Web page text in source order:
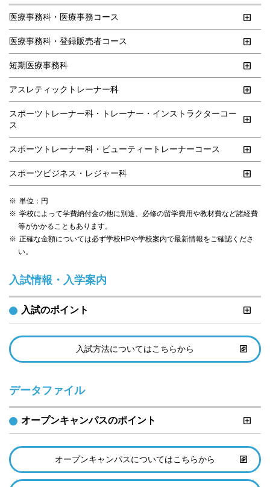
医療事務科・医療事務コース
医療事務科・登録販売者コース
短期医療事務科
アスレティックトレーナー科
スポーツトレーナー科・トレーナー・インストラクターコー
ス
スポーツトレーナー科・ビューティートレーナーコース
スポーツビジネス・レジャー科
単位：円
学校によって学費納付金の他に別途、必修の留学費用や教材費など諸経費
等がかかることもあります。
正確な金額については必ず学校HPや学校案内で最新情報をご確認くださ
い。
入試情報・入学案内
入試のポイント
入試方法についてはこちらから
データファイル
オープンキャンパスのポイント
オープンキャンパスについてはこちらから